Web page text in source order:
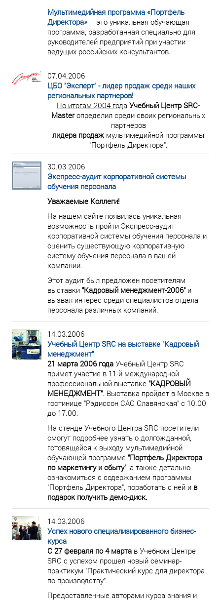
Мультимедийная программа «Портфель
Директора» – это уникальная обучающая
программа, разработанная специально для
руководителей предприятий при участии
ведущих российских консультантов.
07.04.2006
ЦБО "Эксперт" - лидер продаж среди наших
региональных партнеров!
По итогам 2004 года Учебный Центр SRC-
Masterопределил среди своих региональных
партнеров
лидера продаж мультимедийной программы
"Портфель Директора".
30.03.2006
Экспресс-аудит корпоративной системы
обучения персонала
Уважаемые Коллеги!
На нашем сайте появилась уникальная
возможность пройти Экспресс-аудит
корпоративной системы обучения персонала и
оценить существующую корпоративную
систему обучения персонала в вашей
компании.
Этот аудит был предложен посетителям
выставки "Кадровый менеджмент-2006" и
вызвал интерес среди специалистов отдела
персонала различных компаний.
14.03.2006
Учебный Центр SRC на выставке "Кадровый
менеджмент"
21 марта 2006 года Учебный Центр SRC
примет участие в 11-й международной
профессиональной выставке "КАДРОВЫЙ
МЕНЕДЖМЕНТ". Выставка пройдет в Москве в
гостинице "Рэдиссон САС Славянская" с 10.00
до 17.00.
На стенде Учебного Центра SRC посетители
смогут подробнее узнать о долгожданной,
готовящейся к выходу мультимедийной
обучающей программе "Портфель Директора
по маркетингу и сбыту", а также детально
ознакомиться с содержанием программы
"Портфель Директора", поработать с ней и в
подарок получить демо-диск.
14.03.2006
Успех нового специализированного бизнес-
курса
С 27 февраля по 4 марта в Учебном Центре
SRC с успехом прошел новый семинар-
практикум "Практический курс для директора
по производству".
Предоставленные авторами курса знания и